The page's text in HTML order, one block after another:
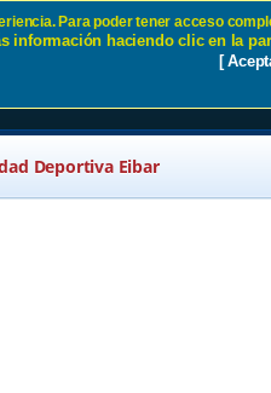
SD Eibar
Deportiva Eibar
Para poder tener acceso
información haciendo clic en la
[